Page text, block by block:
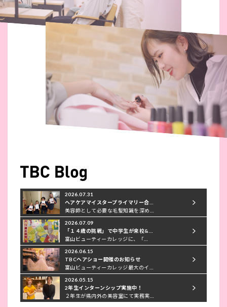
2026.07.31
ヘアケアマイスタープライマリー合…
美容師として必要な毛髪知識を深め…
2026.07.09
「１４歳の挑戦」で中学生が来校&…
富山ビューティーカレッジに、「…
2026.06.15
TBCヘアショー開催のお知らせ
富山ビューティーカレッジ最大のイ…
2026.05.15
2年生インターンシップ実施中！
２年生が県内外の美容室にて実務実…